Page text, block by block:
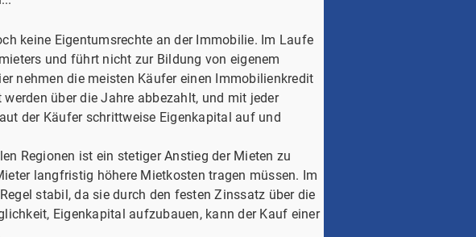
keine Eigentumsrechte an der Immobilie. Im Laufe
und führt nicht zur Bildung von eigenem
nehmen die meisten Käufer einen Immobilienkredit
über die Jahre abbezahlt, und mit jeder
der Käufer schrittweise Eigenkapital auf und
Regionen ist ein stetiger Anstieg der Mieten zu
langfristig höhere Mietkosten tragen müssen. Im
stabil, da sie durch den festen Zinssatz über die
Eigenkapital aufzubauen, kann der Kauf einer